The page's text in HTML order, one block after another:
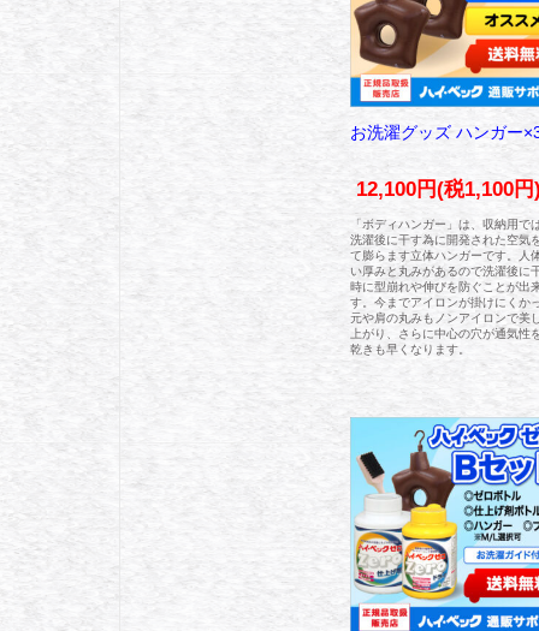
お洗濯グッズ ハンガー
12,100円(税1,100円
「ボディハンガー」は、収納用で
洗濯後に干す為に開発された空気
て膨らます立体ハンガーです。人
い厚みと丸みがあるので洗濯後に
時に型崩れや伸びを防ぐことが出
す。今までアイロンが掛けにくか
元や肩の丸みもノンアイロンで美
上がり、さらに中心の穴が通気性
乾きも早くなります。